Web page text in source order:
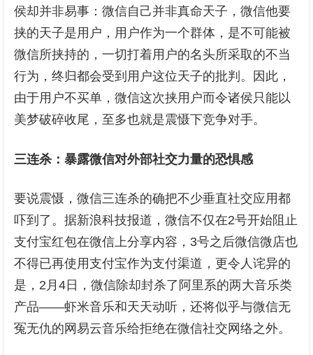
侯却并非易事：微信自己并非真命天子，微信他要
挟的天子是用户，用户作为一个群体，是不可能被
微信所挟持的，一切打着用户的名头所采取的不当
行为，终归都会受到用户这位天子的批判。因此，
由于用户不买单，微信这次挟用户而令诸侯只能以
美梦破碎收尾，至多也就是震慑下竞争对手。
三连杀：暴露微信对外部社交力量的恐惧感
要说震慑，微信三连杀的确把不少垂直社交应用都
吓到了。据新浪科技报道，微信不仅在2号开始阻止
支付宝红包在微信上分享内容，3号之后微信微店也
不得已再使用支付宝作为支付渠道，更令人诧异的
是，2月4日，微信除却封杀了阿里系的两大音乐类
产品——虾米音乐和天天动听，还将似乎与微信无
冤无仇的网易云音乐给拒绝在微信社交网络之外。